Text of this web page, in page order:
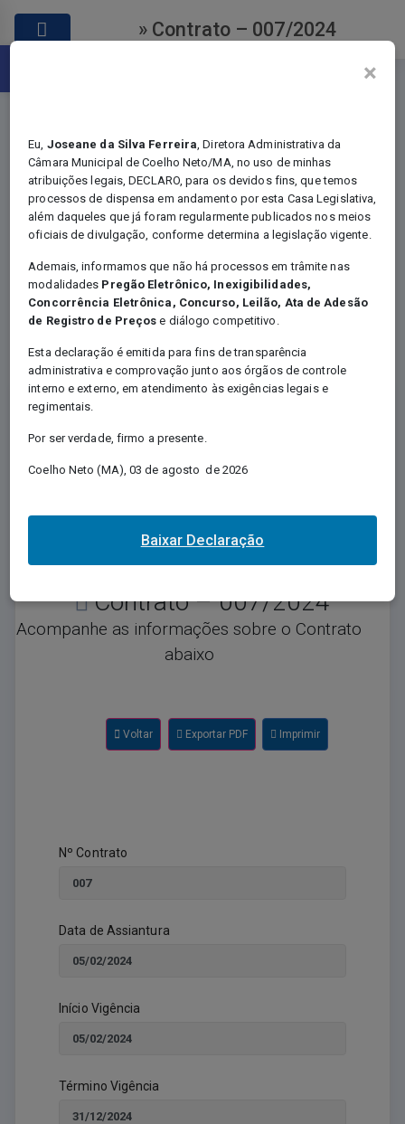
Abrir a barra de ferramentas
» Contrato – 007/2024
Contratos
Você está em:
Home
Certames - Contratos
como Lei de Acesso à Informação - LAI,
regulamenta o direito, previsto na Constituição,
de qualquer pessoa solicitar e receber dos
entes e Poderes, informações públicas por
eles produzidas ou custodiadas.
Contrato – 007/2024
Acompanhe as informações sobre o Contrato
abaixo
Voltar Exportar PDF Imprimir
Nº Contrato
Data de Assiantura
Início Vigência
Término Vigência
×
Eu, Joseane da Silva Ferreira, Diretora Administrativa da
Câmara Municipal de Coelho Neto/MA, no uso de minhas
atribuições legais, DECLARO, para os devidos fins, que temos
processos de dispensa em andamento por esta Casa Legislativa,
além daqueles que já foram regularmente publicados nos meios
oficiais de divulgação, conforme determina a legislação vigente.
Ademais, informamos que não há processos em trâmite nas
modalidades Pregão Eletrônico, Inexigibilidades,
Concorrência Eletrônica, Concurso, Leilão, Ata de Adesão
de Registro de Preços e diálogo competitivo.
Esta declaração é emitida para fins de transparência
administrativa e comprovação junto aos órgãos de controle
interno e externo, em atendimento às exigências legais e
regimentais.
Por ser verdade, firmo a presente.
Coelho Neto (MA), 03 de agosto de 2026
Baixar Declaração